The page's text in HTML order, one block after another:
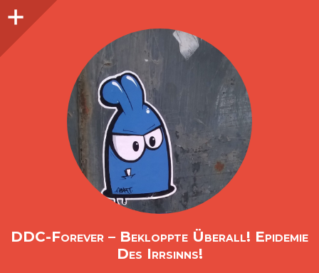
O
p
e
n
i
d
e
b
a
DDC-Forever – Bekloppte Überall! Epidemie
Des Irrsinns!
Seitenleiste